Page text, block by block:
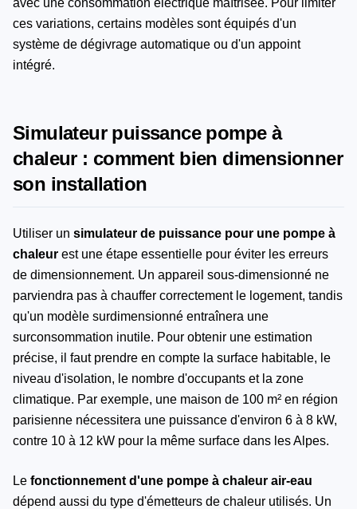
avec une consommation électrique maîtrisée. Pour limiter
ces variations, certains modèles sont équipés d'un
système de dégivrage automatique ou d'un appoint
intégré.
Simulateur puissance pompe à
chaleur : comment bien dimensionner
son installation
Utiliser un simulateur de puissance pour une pompe à
chaleur est une étape essentielle pour éviter les erreurs
de dimensionnement. Un appareil sous-dimensionné ne
parviendra pas à chauffer correctement le logement, tandis
qu'un modèle surdimensionné entraînera une
surconsommation inutile. Pour obtenir une estimation
précise, il faut prendre en compte la surface habitable, le
niveau d'isolation, le nombre d'occupants et la zone
climatique. Par exemple, une maison de 100 m² en région
parisienne nécessitera une puissance d'environ 6 à 8 kW,
contre 10 à 12 kW pour la même surface dans les Alpes.
Le fonctionnement d'une pompe à chaleur air-eau
dépend aussi du type d'émetteurs de chaleur utilisés. Un